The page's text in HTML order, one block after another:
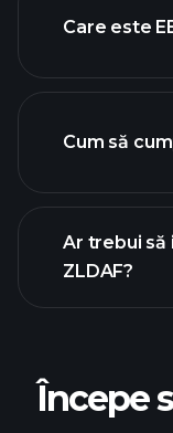
Care este
Cum să
Ar trebui să
ZLDAF?
Începe